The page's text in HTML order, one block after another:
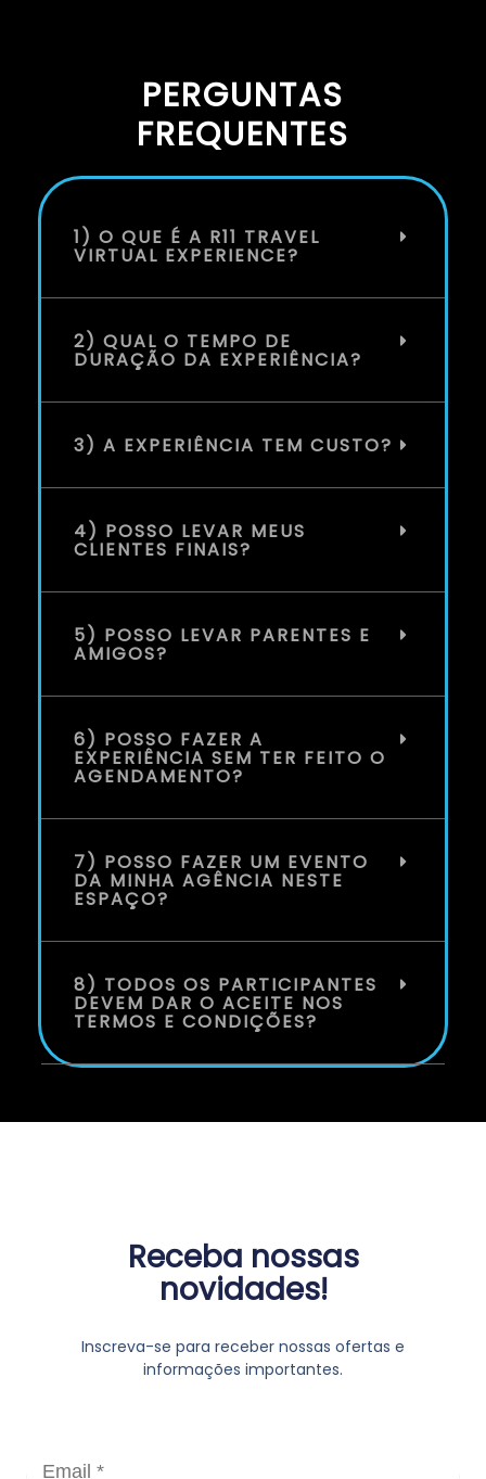
PERGUNTAS
FREQUENTES
1) O QUE É A R11 TRAVEL
VIRTUAL EXPERIENCE?
2) QUAL O TEMPO DE
DURAÇÃO DA EXPERIÊNCIA?
3) A EXPERIÊNCIA TEM CUSTO?
4) POSSO LEVAR MEUS
CLIENTES FINAIS?
5) POSSO LEVAR PARENTES E
AMIGOS?
6) POSSO FAZER A
EXPERIÊNCIA SEM TER FEITO O
AGENDAMENTO?
7) POSSO FAZER UM EVENTO
DA MINHA AGÊNCIA NESTE
ESPAÇO?
8) TODOS OS PARTICIPANTES
DEVEM DAR O ACEITE NOS
TERMOS E CONDIÇÕES?
Receba nossas
novidades!
Inscreva-se para receber nossas ofertas e
informações importantes.